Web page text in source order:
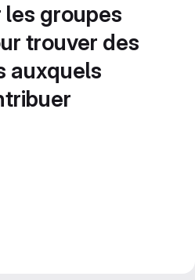
les groupes
trouver des
auxquels